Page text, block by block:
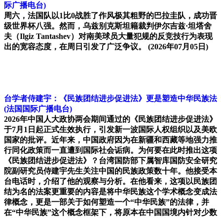
际广播电台)
周六，法国队以1比0战胜了作风极其粗野的巴拉圭队，成功晋
级世界杯八强。然而，乌兹别克斯坦籍裁判伊尔吉兹·坦塔舍
夫（Ilgiz Tantashev）对南美球员大量犯规的反竞技行为表现
出的宽容态度，在周日引发了广泛争议。 (2026年07月05日)
台学者侍建宇：《民族团结进步促进法》更是塑造中华民族法
(法国国际广播电台)
2026年中国人大政协两会期间通过的《民族团结进步促进法》
于7月1日起正式生效执行，引发新一波国际人权组织以及美欧
国家的批评。近年来，中国政府因为在新疆和西藏等地强力推
行同化政策而一直遭到国际社会诟病。为何要在此时推出这项
《民族团结进步促进法》？台湾国防部下属智库国防安全研究
院副研究员侍建宇先生关注中国的民族政策数十年。他接受本
台电话时，介绍了他的观察与分析。在他看来，这项以民族团
结为名的法案更重要的内容是将中华民族这个学术概念变成法
律概念，更是一部关于如何塑造一个“中华民族”的法律，并
在“中华民族”这个概念框架下，将原本在中国国境内针对少数